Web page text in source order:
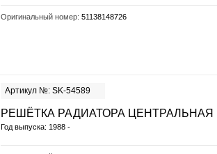
Оригинальный номер: 51138148726
Артикул №: SK-54589
РЕШЁТКА РАДИАТОРА ЦЕНТРАЛЬНАЯ
Год выпуска: 1988 -